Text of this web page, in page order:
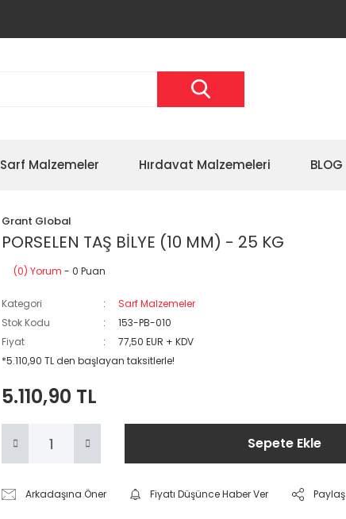
Sarf Malzemeler Hırdavat Malzemeleri BLOG
Grant Global
PORSELEN TAŞ BİLYE (10 MM) - 25 KG
(0) Yorum - 0 Puan
Kategori
Sarf Malzemeler
Stok Kodu
153-PB-010
Fiyat
77,50 EUR + KDV
*5.110,90 TL den başlayan taksitlerle!
5.110,90 TL
Sepete Ekle
Arkadaşına Öner Fiyatı Düşünce Haber Ver Paylaş